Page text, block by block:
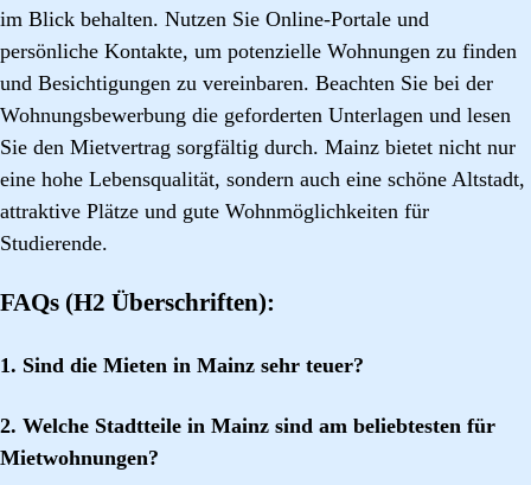
im Blick behalten. Nutzen Sie Online-Portale und
persönliche Kontakte, um potenzielle Wohnungen zu finden
und Besichtigungen zu vereinbaren. Beachten Sie bei der
Wohnungsbewerbung die geforderten Unterlagen und lesen
Sie den Mietvertrag sorgfältig durch. Mainz bietet nicht nur
eine hohe Lebensqualität, sondern auch eine schöne Altstadt,
attraktive Plätze und gute Wohnmöglichkeiten für
Studierende.
FAQs (H2 Überschriften):
1. Sind die Mieten in Mainz sehr teuer?
2. Welche Stadtteile in Mainz sind am beliebtesten für
Mietwohnungen?